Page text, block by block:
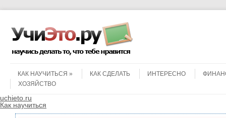
КАК НАУЧИТЬСЯ
КАК СДЕЛАТЬ ИНТЕРЕСНО
ХОЗЯЙСТВО
uchieto.ru
Как научиться